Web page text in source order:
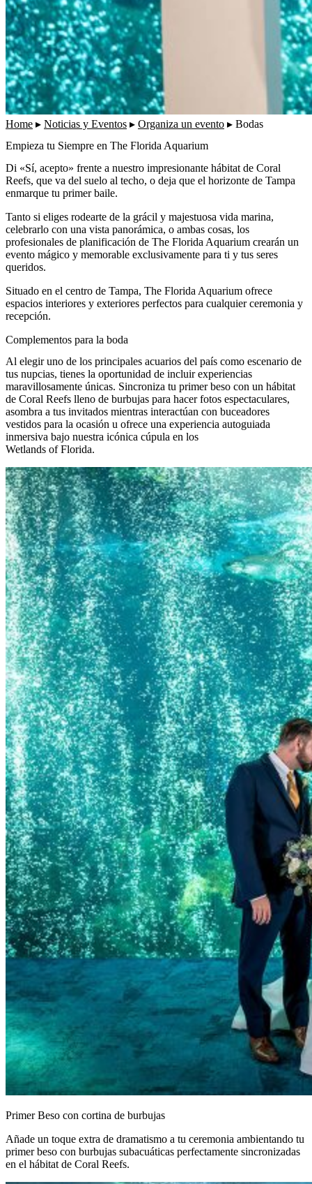
Home ▸ Noticias y Eventos ▸ Organiza un evento ▸ Bodas
Empieza tu Siempre en The Florida Aquarium
Di «Sí, acepto» frente a nuestro impresionante hábitat de Coral
Reefs, que va del suelo al techo, o deja que el horizonte de Tampa
enmarque tu primer baile.
Tanto si eliges rodearte de la grácil y majestuosa vida marina,
celebrarlo con una vista panorámica, o ambas cosas, los
profesionales de planificación de The Florida Aquarium crearán un
evento mágico y memorable exclusivamente para ti y tus seres
queridos.
Situado en el centro de Tampa, The Florida Aquarium ofrece
espacios interiores y exteriores perfectos para cualquier ceremonia y
recepción.
Complementos para la boda
Al elegir uno de los principales acuarios del país como escenario de
tus nupcias, tienes la oportunidad de incluir experiencias
maravillosamente únicas. Sincroniza tu primer beso con un hábitat
de Coral Reefs lleno de burbujas para hacer fotos espectaculares,
asombra a tus invitados mientras interactúan con buceadores
vestidos para la ocasión u ofrece una experiencia autoguiada
inmersiva bajo nuestra icónica cúpula en los
Wetlands of Florida.
Primer Beso con cortina de burbujas
Añade un toque extra de dramatismo a tu ceremonia ambientando tu
primer beso con burbujas subacuáticas perfectamente sincronizadas
en el hábitat de Coral Reefs.